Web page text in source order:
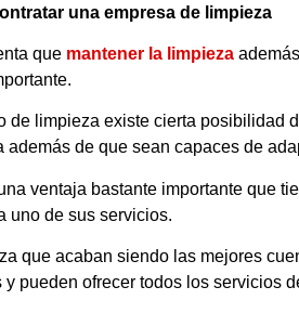
una empresa de limpieza
que mantener la limpieza
de limpieza existe cierta posibilidad
además de que sean capaces de
ventaja bastante importante que
uno de sus servicios.
que acaban siendo las mejores
y pueden ofrecer todos los servicios